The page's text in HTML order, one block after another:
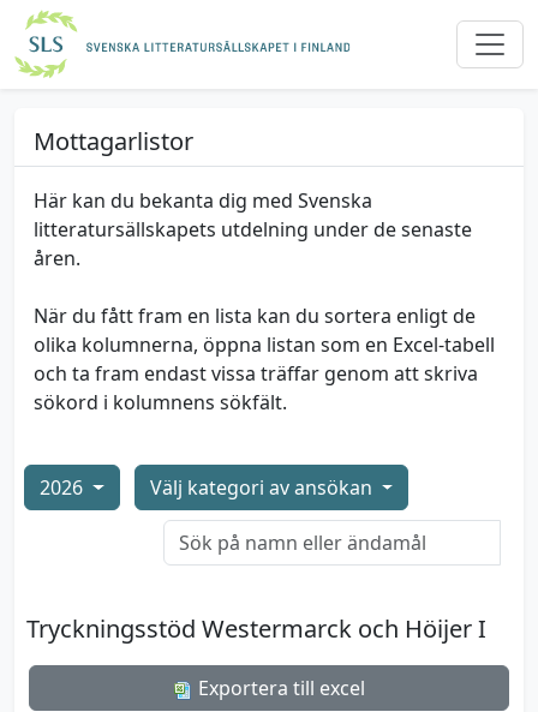
Mottagarlistor
Här kan du bekanta dig med Svenska
litteratursällskapets utdelning under de senaste
åren.
När du fått fram en lista kan du sortera enligt de
olika kolumnerna, öppna listan som en Excel-tabell
och ta fram endast vissa träffar genom att skriva
sökord i kolumnens sökfält.
2026 Välj kategori av ansökan
Tryckningsstöd Westermarck och Höijer I
Exportera till excel